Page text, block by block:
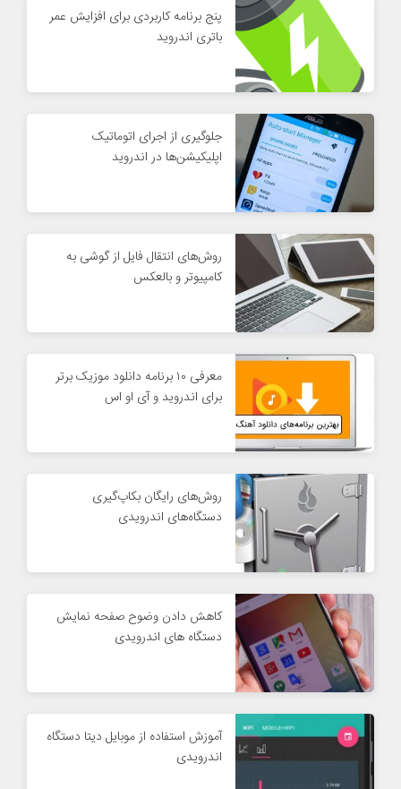
پنج برنامه کاربردی برای افزایش عمر
باتری اندروید
جلوگیری از اجرای اتوماتیک
اپلیکیشن‌ها در اندروید
روش‌های انتقال فایل از گوشی به
کامپیوتر و بالعکس
معرفی ۱۰ برنامه دانلود موزیک برتر
برای اندروید و آی او اس
روش‌های رایگان بکاپ‌گیری
دستگاه‌های اندرویدی
کاهش دادن وضوح صفحه نمایش
دستگاه های اندرویدی
آموزش استفاده از موبایل دیتا دستگاه
اندرویدی